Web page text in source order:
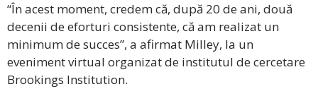
“În acest moment, credem că, după 20 de ani, două
decenii de eforturi consistente, că am realizat un
minimum de succes”, a afirmat Milley, la un
eveniment virtual organizat de institutul de cercetare
Brookings Institution.